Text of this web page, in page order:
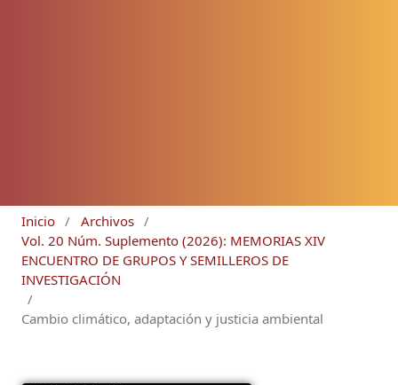
Inicio / Archivos /
Vol. 20 Núm. Suplemento (2026): MEMORIAS XIV
ENCUENTRO DE GRUPOS Y SEMILLEROS DE
INVESTIGACIÓN
/
Cambio climático, adaptación y justicia ambiental